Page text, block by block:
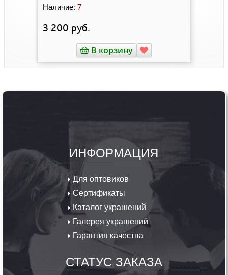
Наличие: 7
3 200 руб.
В корзину
ИНФОРМАЦИЯ
Для оптовиков
Сертификаты
Каталог украшений
Галерея украшений
Гарантия качества
СТАТУС ЗАКАЗА